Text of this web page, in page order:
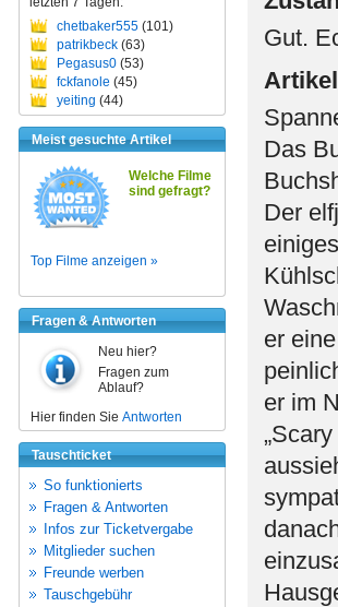
chetbaker555 (101)
patrikbeck (63)
Pegasus0 (53)
fckfanole (45)
yeiting (44)
Meist gesuchte Artikel
Welche Filme
sind gefragt?
Top Filme anzeigen »
Fragen & Antworten
Neu hier?
Fragen zum
Ablauf?
Hier finden Sie Antworten
Tauschticket
So funktionierts
Fragen & Antworten
Infos zur Ticketvergabe
Mitglieder suchen
Freunde werben
Tauschgebühr
Gut.
Das
Der
er
er im